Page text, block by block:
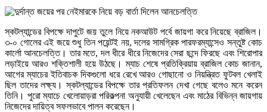
স্কটল্যান্ডের বিপক্ষে দাপুটে জয় তুলে নিয়ে নকআউট পর্বে জায়গা করে নিয়েছে ব্রাজিল।
৩-০ গোলের এই জয়ে শুধু তিন পয়েন্টই নয়, দলের সামগ্রিক পারফরম্যান্সেও সন্তুষ্ট কোচ
কার্লো আনচেলত্তি। তার মতে, দল ধীরে ধীরে নিজেদের সেরা ছন্দে ফিরছে এবং শিরোপার
লড়াইয়ে আরও শক্তিশালী হয়ে উঠছে। ম্যাচ শেষে প্রতিক্রিয়ায় ব্রাজিল কোচ জানান,
আগের ম্যাচের ইতিবাচক দিকগুলো ধরে রেখে আরও গোছানো ও নিয়ন্ত্রিত ফুটবল খেলাই
ছিল তাদের লক্ষ্য। স্কটল্যান্ডের বিপক্ষে তার প্রতিফলন দেখা গেছে বলেও মনে করেন
তিনি। পুরো ম্যাচে খেলোয়াড়রা পরিকল্পনা অনুযায়ী খেলেছেন এবং মাঠের বিভিন্ন জায়গায়
নিজেদের দায়িত্ব সফলভাবে পালন করেছেন।